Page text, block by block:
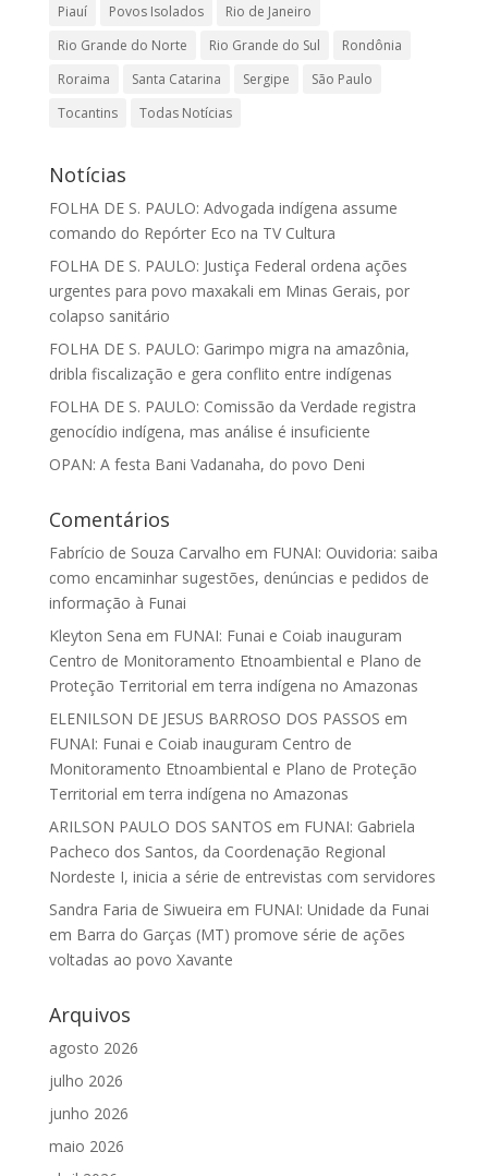
Piauí
Povos Isolados
Rio de Janeiro
Rio Grande do Norte
Rio Grande do Sul
Rondônia
Roraima
Santa Catarina Sergipe
São Paulo
Tocantins
Todas Notícias
Notícias
FOLHA DE S. PAULO: Advogada indígena assume
comando do Repórter Eco na TV Cultura
FOLHA DE S. PAULO: Justiça Federal ordena ações
urgentes para povo maxakali em Minas Gerais, por
colapso sanitário
FOLHA DE S. PAULO: Garimpo migra na amazônia,
dribla fiscalização e gera conflito entre indígenas
FOLHA DE S. PAULO: Comissão da Verdade registra
genocídio indígena, mas análise é insuficiente
OPAN: A festa Bani Vadanaha, do povo Deni
Comentários
Fabrício de Souza Carvalho em FUNAI: Ouvidoria: saiba
como encaminhar sugestões, denúncias e pedidos de
informação à Funai
Kleyton Sena em FUNAI: Funai e Coiab inauguram
Centro de Monitoramento Etnoambiental e Plano de
Proteção Territorial em terra indígena no Amazonas
ELENILSON DE JESUS BARROSO DOS PASSOS em
FUNAI: Funai e Coiab inauguram Centro de
Monitoramento Etnoambiental e Plano de Proteção
Territorial em terra indígena no Amazonas
ARILSON PAULO DOS SANTOS em FUNAI: Gabriela
Pacheco dos Santos, da Coordenação Regional
Nordeste I, inicia a série de entrevistas com servidores
Sandra Faria de Siwueira em FUNAI: Unidade da Funai
em Barra do Garças (MT) promove série de ações
voltadas ao povo Xavante
Arquivos
agosto 2026
julho 2026
junho 2026
maio 2026